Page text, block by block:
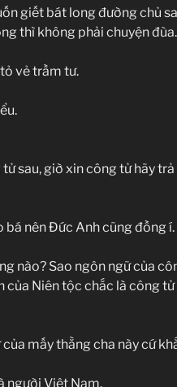
giết bát long đường chủ
thì không phải chuyện
vẻ trầm tư.
sau, giờ xin công tử hãy
nên Đức Anh cũng đồng í.
nào? Sao ngôn ngữ của
của Niên tộc chắc là công
mấy thằng cha này cứ
người Việt Nam.